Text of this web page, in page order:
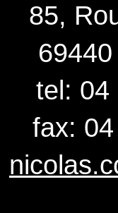
85,
tel: 04
fax: